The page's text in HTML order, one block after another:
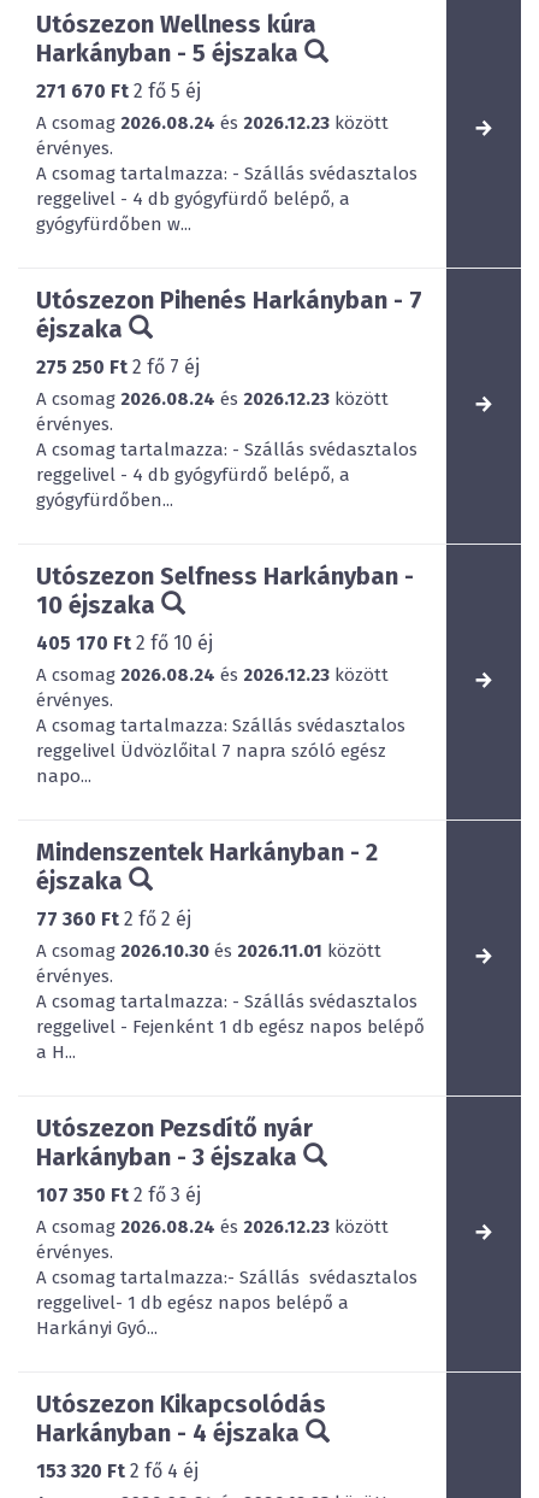
Utószezon Wellness kúra
Harkányban - 5 éjszaka
271 670 Ft 2 fő 5 éj
A csomag 2026.08.24 és 2026.12.23 között
érvényes.
A csomag tartalmazza: - Szállás svédasztalos
reggelivel - 4 db gyógyfürdő belépő, a
gyógyfürdőben w...
Utószezon Pihenés Harkányban - 7
éjszaka
275 250 Ft 2 fő 7 éj
A csomag 2026.08.24 és 2026.12.23 között
érvényes.
A csomag tartalmazza: - Szállás svédasztalos
reggelivel - 4 db gyógyfürdő belépő, a
gyógyfürdőben...
Utószezon Selfness Harkányban -
10 éjszaka
405 170 Ft 2 fő 10 éj
A csomag 2026.08.24 és 2026.12.23 között
érvényes.
A csomag tartalmazza: Szállás svédasztalos
reggelivel Üdvözlőital 7 napra szóló egész
napo...
Mindenszentek Harkányban - 2
éjszaka
77 360 Ft 2 fő 2 éj
A csomag 2026.10.30 és 2026.11.01 között
érvényes.
A csomag tartalmazza: - Szállás svédasztalos
reggelivel - Fejenként 1 db egész napos belépő
a H...
Utószezon Pezsdítő nyár
Harkányban - 3 éjszaka
107 350 Ft 2 fő 3 éj
A csomag 2026.08.24 és 2026.12.23 között
érvényes.
A csomag tartalmazza:- Szállás svédasztalos
reggelivel- 1 db egész napos belépő a
Harkányi Gyó...
Utószezon Kikapcsolódás
Harkányban - 4 éjszaka
153 320 Ft 2 fő 4 éj